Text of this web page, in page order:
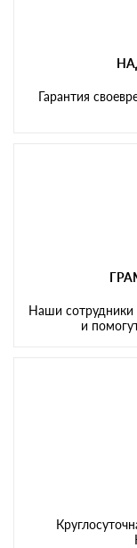
Гарантия
Наши сотрудники
и